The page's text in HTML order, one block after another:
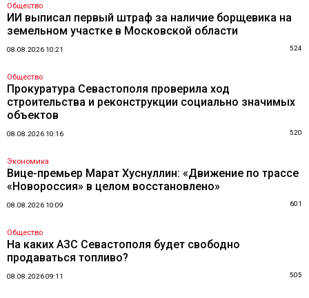
Общество
ИИ выписал первый штраф за наличие борщевика на
земельном участке в Московской области
08.08.2026 10:21 524
Общество
Прокуратура Севастополя проверила ход
строительства и реконструкции социально значимых
объектов
08.08.2026 10:16 520
Экономика
Вице-премьер Марат Хуснуллин: «Движение по трассе
«Новороссия» в целом восстановлено»
08.08.2026 10:09 601
Общество
На каких АЗС Севастополя будет свободно
продаваться топливо?
08.08.2026 09:11 505